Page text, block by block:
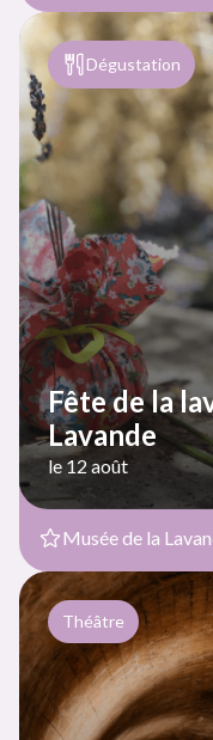
Fête de la
Lavande
le 12 août
Dégustation
Musée de la
Théâtre